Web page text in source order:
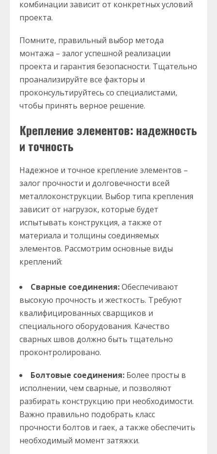
комбинации зависит от конкретных условий
проекта.
Помните, правильный выбор метода
монтажа – залог успешной реализации
проекта и гарантия безопасности. Тщательно
проанализируйте все факторы и
проконсультируйтесь со специалистами,
чтобы принять верное решение.
Крепление элементов: надежность
и точность
Надежное и точное крепление элементов –
залог прочности и долговечности всей
металлоконструкции. Выбор типа крепления
зависит от нагрузок, которые будет
испытывать конструкция, а также от
материала и толщины соединяемых
элементов. Рассмотрим основные виды
креплений:
Сварные соединения:Обеспечивают
высокую прочность и жесткость. Требуют
квалифицированных сварщиков и
специального оборудования. Качество
сварных швов должно быть тщательно
проконтролировано.
Болтовые соединения: Более просты в
исполнении, чем сварные, и позволяют
разбирать конструкцию при необходимости.
Важно правильно подобрать класс
прочности болтов и гаек, а также обеспечить
необходимый момент затяжки.